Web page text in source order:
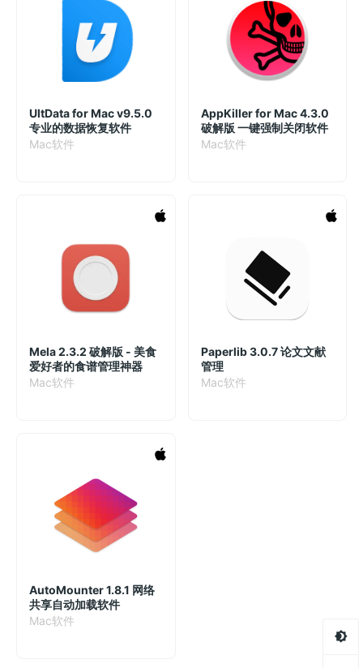
UltData for Mac v9.5.0
专业的数据恢复软件
Mac软件
AppKiller for Mac 4.3.0
破解版 一键强制关闭软件
Mac软件
Mela 2.3.2 破解版 - 美食
爱好者的食谱管理神器
Mac软件
Paperlib 3.0.7 论文文献
管理
Mac软件
AutoMounter 1.8.1 网络
共享自动加载软件
Mac软件